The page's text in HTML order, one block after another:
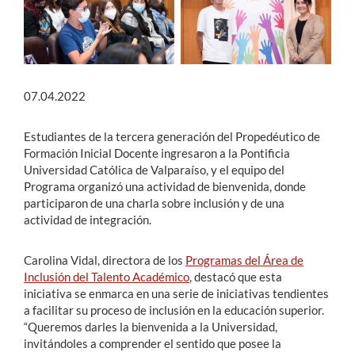
07.04.2022
Estudiantes de la tercera generación del Propedéutico de
Formación Inicial Docente ingresaron a la Pontificia
Universidad Católica de Valparaíso, y el equipo del
Programa organizó una actividad de bienvenida, donde
participaron de una charla sobre inclusión y de una
actividad de integración.
Carolina Vidal, directora de los Programas del Área de
Inclusión del Talento Académico, destacó que esta
iniciativa se enmarca en una serie de iniciativas tendientes
a facilitar su proceso de inclusión en la educación superior.
“Queremos darles la bienvenida a la Universidad,
invitándoles a comprender el sentido que posee la